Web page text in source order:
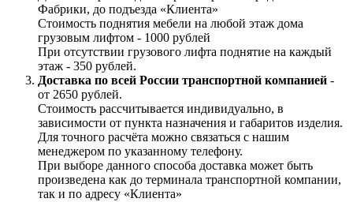
Фабрики, до подъезда «Клиента»
Стоимость поднятия мебели на любой этаж дома
грузовым лифтом - 1000 рублей
При отсутствии грузового лифта поднятие на каждый
этаж - 350 рублей.
Доставка по всей России транспортной компанией -
от 2650 рублей.
Стоимость рассчитывается индивидуально, в
зависимости от пункта назначения и габаритов изделия.
Для точного расчёта можно связаться с нашим
менеджером по указанному телефону.
При выборе данного способа доставка может быть
произведена как до терминала транспортной компании,
так и по адресу «Клиента»